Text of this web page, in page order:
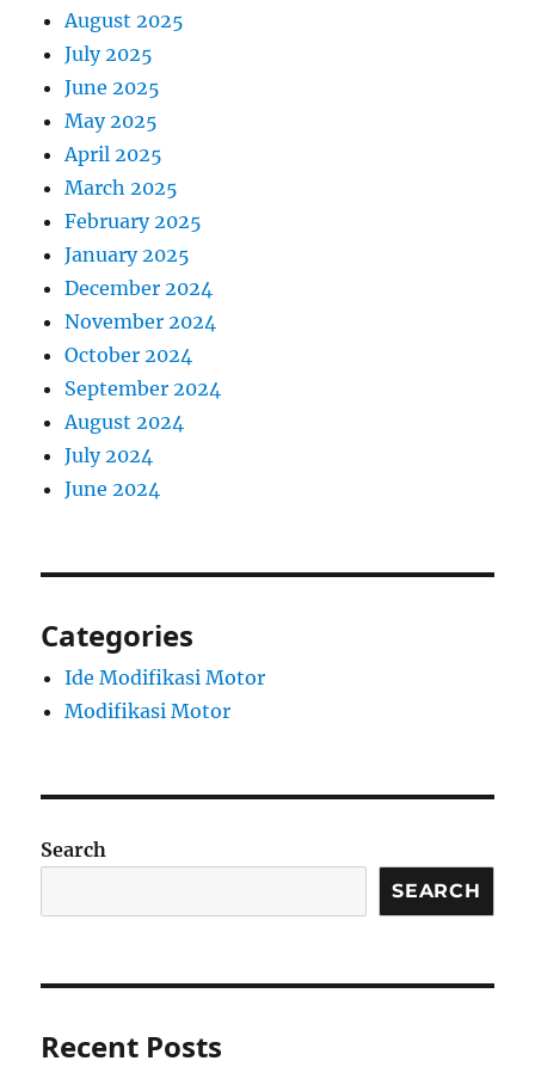
August 2025
July 2025
June 2025
May 2025
April 2025
March 2025
February 2025
January 2025
December 2024
November 2024
October 2024
September 2024
August 2024
July 2024
June 2024
Categories
Ide Modifikasi Motor
Modifikasi Motor
Search
SEARCH
Recent Posts